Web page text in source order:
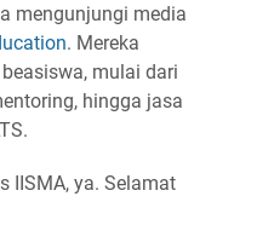
mengunjungi media
. Mereka
mulai dari
hingga jasa
IISMA, ya. Selamat